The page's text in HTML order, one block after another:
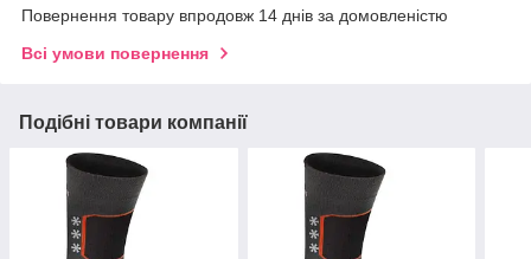
Повернення товару впродовж 14 днів за домовленістю
Всі умови повернення
Подібні товари компанії